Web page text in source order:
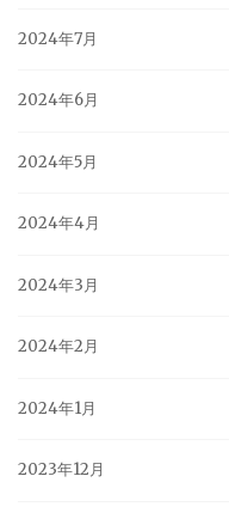
2024年7月
2024年6月
2024年5月
2024年4月
2024年3月
2024年2月
2024年1月
2023年12月